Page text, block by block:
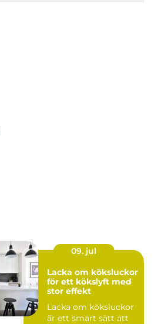
09. jul
Lacka om köksluckor
för ett kökslyft med
stor effekt
Lacka om köksluckor
är ett smart sätt att